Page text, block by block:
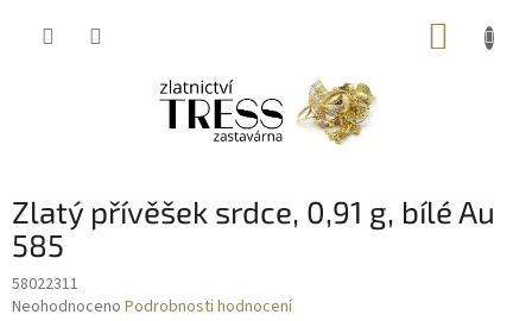
Zlatý přívěšek srdce, 0,91 g, bílé Au
585
58022311
Průměrné
Neohodnoceno Podrobnosti hodnocení